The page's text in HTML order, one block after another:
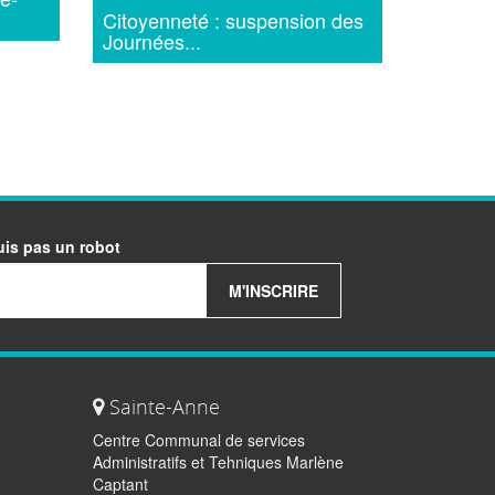
Citoyenneté : suspension des
Journées...
pas un robot
M'INSCRIRE
Sainte-Anne
Centre Communal de services
Administratifs et Tehniques Marlène
Captant